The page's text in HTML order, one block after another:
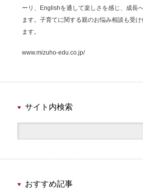
ーリ、Englishを通して楽しさを感じ、成長
ます。子育てに関する親のお悩み相談も受け
ます。
www.mizuho-edu.co.jp/
サイト内検索
おすすめ記事